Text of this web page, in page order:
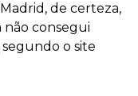
de certeza,
consegui
o site